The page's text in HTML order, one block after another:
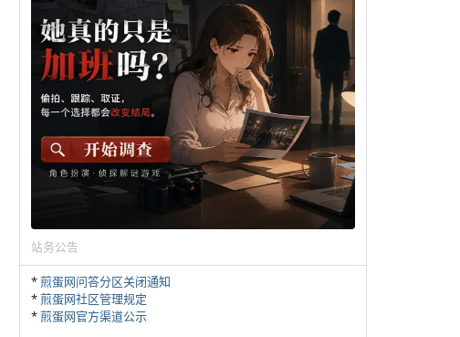
站务公告
*煎蛋网问答分区关闭通知
*煎蛋网社区管理规定
*煎蛋网官方渠道公示